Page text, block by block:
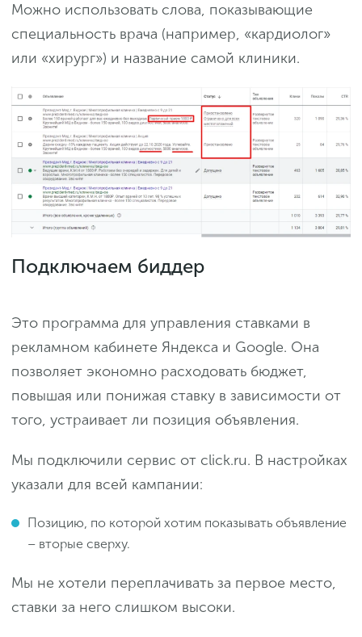
Можно использовать слова, показывающие
специальность врача (например, «кардиолог»
или «хирург») и название самой клиники.
Подключаем биддер
Это программа для управления ставками в
рекламном кабинете Яндекса и Google. Она
позволяет экономно расходовать бюджет,
повышая или понижая ставку в зависимости от
того, устраивает ли позиция объявления.
Мы подключили сервис от click.ru. В настройках
указали для всей кампании:
Позицию, по которой хотим показывать объявление
– вторые сверху.
Мы не хотели переплачивать за первое место,
ставки за него слишком высоки.